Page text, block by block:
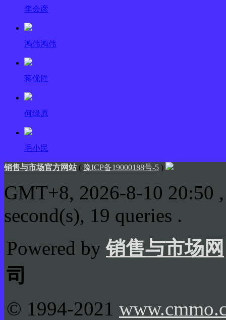
李会彦
鸿伟鸿伟
蒋优胜
何绿原
毛小民
销售与市场官方网站( 豫ICP备19000188号-5 )
GMT+8, 2026-8-10 20:50
second(s), 19 queries .
Powered by销售与市场网
司
© 1994-2021